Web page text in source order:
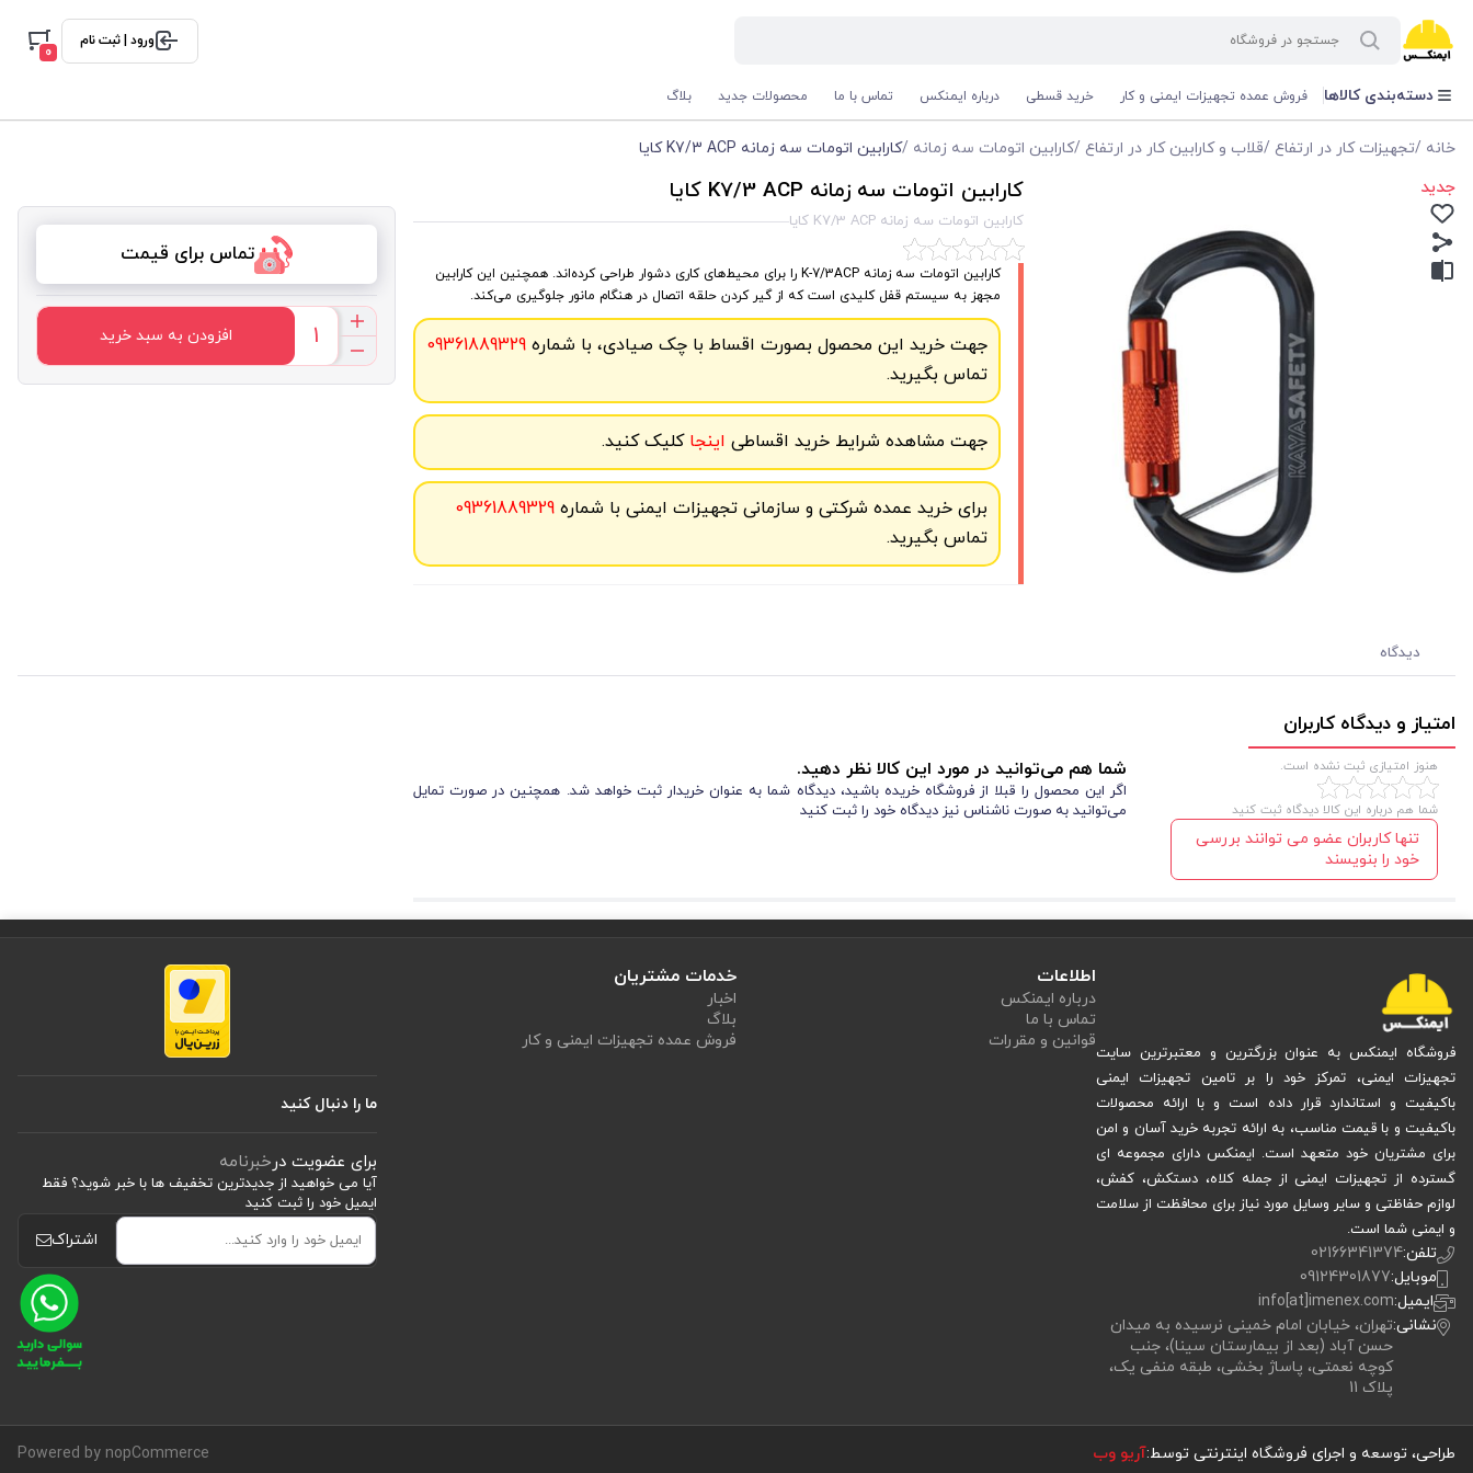
ورود | ثبت نام
0
دسته‌بندی کالاها فروش عمده تجهیزات ایمنی و کار خرید قسطی درباره ایمنکس تماس با ما محصولات جدید بلاگ
خانه /تجهیزات کار در ارتفاع /قلاب و کارابین کار در ارتفاع /کارابین اتومات سه زمانه /کارابین اتومات سه زمانه K7/3 ACP کایا
جدید کارابین اتومات سه زمانه K7/3 ACP کایا
کارابین اتومات سه زمانه K7/3 ACP کایا
کارابین اتومات سه زمانه K-7/3ACP را برای محیط‌های کاری دشوار طراحی کرده‌اند. همچنین این کارابین
مجهز به سیستم قفل کلیدی است که از گیر کردن حلقه اتصال در هنگام مانور جلوگیری می‌کند.
جهت خرید این محصول بصورت اقساط با چک صیادی، با شماره 09361889329
تماس بگیرید.
جهت مشاهده شرایط خرید اقساطی اینجاکلیک کنید.
برای خرید عمده شرکتی و سازمانی تجهیزات ایمنی با شماره 09361889329
تماس بگیرید.
تماس برای قیمت
افزودن به سبد خرید
دیدگاه
امتیاز و دیدگاه کاربران
هنوز امتیازی ثبت نشده است.
شما هم درباره این کالا دیدگاه ثبت کنید
تنها کاربران عضو می توانند بررسی
خود را بنویسند
شما هم می‌توانید در مورد این کالا نظر دهید.
اگر این محصول را قبلا از فروشگاه خریده باشید، دیدگاه شما به عنوان خریدار ثبت خواهد شد. همچنین در صورت تمایل
می‌توانید به صورت ناشناس نیز دیدگاه خود را ثبت کنید
فروشگاه ایمنکس به عنوان بزرگترین و معتبرترین سایت
تجهیزات ایمنی، تمرکز خود را بر تامین تجهیزات ایمنی
باکیفیت و استاندارد قرار داده است و با ارائه محصولات
باکیفیت و با قیمت مناسب، به ارائه تجربه خرید آسان و امن
برای مشتریان خود متعهد است. ایمنکس دارای مجموعه ای
گسترده از تجهیزات ایمنی از جمله کلاه، دستکش، کفش،
لوازم حفاظتی و سایر وسایل مورد نیاز برای محافظت از سلامت
و ایمنی شما است.
تلفن:02166341374
موبایل:09124301877
ایمیل:info[at]imenex.com
نشانی:تهران، خیابان امام خمینی نرسیده به میدان
حسن آباد (بعد از بیمارستان سینا)، جنب
کوچه نعمتی، پاساژ بخشی، طبقه منفی یک،
پلاک 11
اطلاعات
درباره ایمنکس
تماس با ما
قوانین و مقررات
خدمات مشتریان
اخبار
بلاگ
فروش عمده تجهیزات ایمنی و کار
ما را دنبال کنید
برای عضویت درخبرنامه
آیا می خواهید از جدید‌ترین تخفیف‌ ها با‌ خبر شوید؟ فقط
ایمیل خود را ثبت کنید
اشتراک
طراحی، توسعه و اجرای فروشگاه اینترنتی توسط:آریو وب Powered by nopCommerce